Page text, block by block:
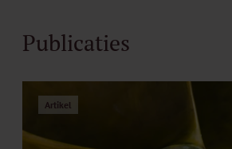
Publicaties
Artikel